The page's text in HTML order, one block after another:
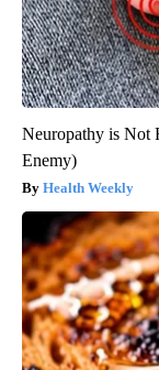
Neuropathy is Not
Enemy)
Health Weekly